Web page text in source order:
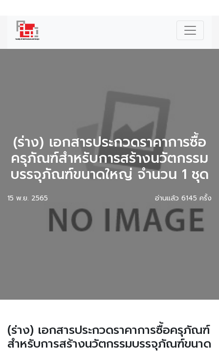
(ร่าง) เอกสารประกวดราคาการซื้อ
ครุภัณฑ์สำหรับการสร้างนวัตกรรม
บรรจุภัณฑ์ขนาดใหญ่ จำนวน 1 ชุด
15 พ.ย. 2565 อ่านแล้ว 6145 ครั้ง
(ร่าง) เอกสารประกวดราคาการซื้อครุภัณฑ์
สำหรับการสร้างนวัตกรรมบรรจุภัณฑ์ขนาด